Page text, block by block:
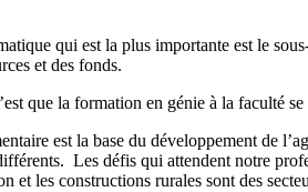
qui est la plus importante est le
et des fonds.
que la formation en génie à la faculté
est la base du développement de
Les défis qui attendent notre
et les constructions rurales sont des